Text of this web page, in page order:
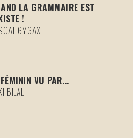
LA GRAMMAIRE EST
!
GYGAX
VU PAR...
BILAL